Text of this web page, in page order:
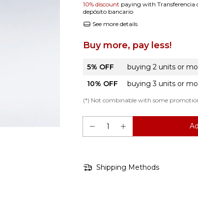
10% discount paying with Transferencia
depósito bancario
See more details
Buy more, pay less!
5% OFF
buying 2 units or
10% OFF
buying 3 units or
(*) Not combinable with some
Shipping Methods